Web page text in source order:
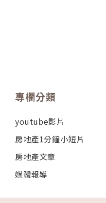
專欄分類
youtube影片
房地產1分鐘小短片
房地產文章
媒體報導